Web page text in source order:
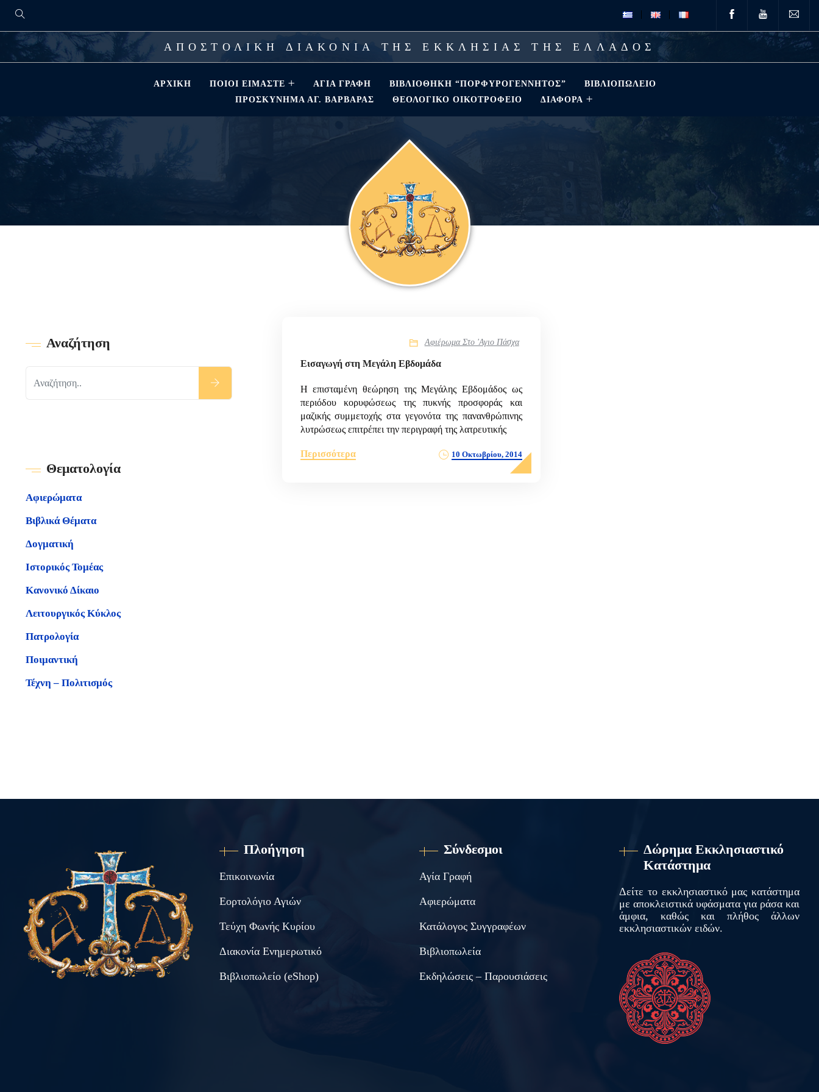
ΑΠΟΣΤΟΛΙΚΗ ΔΙΑΚΟΝΙΑ ΤΗΣ ΕΚΚΛΗΣΙΑΣ ΤΗΣ ΕΛΛΑΔΟΣ
ΑΡΧΙΚΉ ΠΟΙΟΊ ΕΊΜΑΣΤΕ ΑΓΊΑ ΓΡΑΦΉ ΒΙΒΛΙΟΘΗΚΗ “ΠΟΡΦΥΡΟΓΕΝΝΗΤΟΣ”
ΒΙΒΛΙΟΠΩΛΕΊΟ
ΠΡΟΣΚΎΝΗΜΑ ΑΓ. ΒΑΡΒΆΡΑΣ
ΘΕΟΛΟΓΙΚΌ ΟΙΚΟΤΡΟΦΕΊΟ ΔΙΑΦΟΡΑ
Αφιέρωμα Στο 'Αγιο Πάσχα
Εισαγωγή στη Μεγάλη Εβδομάδα
Η επισταμένη θεώρηση της Μεγάλης Εβδομάδος ως
περιόδου κορυφώσεως της πυκνής προσφοράς και
μαζικής συμμετοχής στα γεγονότα της πανανθρώπινης
λυτρώσεως επιτρέπει την περιγραφή της λατρευτικής
Περισσότερα 10 Οκτωβρίου, 2014
Αναζήτηση
Θεματολογία
Αφιερώματα
Βιβλικά Θέματα
Δογματική
Ιστορικός Τομέας
Κανονικό Δίκαιο
Λειτουργικός Κύκλος
Πατρολογία
Ποιμαντική
Τέχνη – Πολιτισμός
Πλοήγηση
Επικοινωνία
Εορτολόγιο Αγιών
Τεύχη Φωνής Κυρίου
Διακονία Ενημερωτικό
Βιβλιοπωλείο (eShop)
Σύνδεσμοι
Αγία Γραφή
Αφιερώματα
Κατάλογος Συγγραφέων
Βιβλιοπωλεία
Εκδηλώσεις – Παρουσιάσεις
Δώρημα Εκκλησιαστικό
Κατάστημα
Δείτε το εκκλησιαστικό μας κατάστημα
με αποκλειστικά υφάσματα για ράσα και
άμφια, καθώς και πλήθος άλλων
εκκλησιαστικών ειδών.